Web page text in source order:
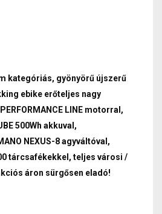
kategóriás, gyönyörű újszerű
ebike erőteljes nagy
LINE motorral,
500Wh akkuval,
NEXUS-8 agyváltóval,
tárcsafékekkel, teljes városi /
áron sürgősen eladó!